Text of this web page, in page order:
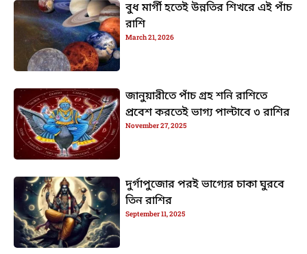
বুধ মার্গী হতেই উন্নতির শিখরে এই পাঁচ
রাশি
March 21, 2026
জানুয়ারীতে পাঁচ গ্রহ শনি রাশিতে
প্রবেশ করতেই ভাগ্য পাল্টাবে ৩ রাশির
November 27, 2025
দুর্গাপুজোর পরই ভাগ্যের চাকা ঘুরবে
তিন রাশির
September 11, 2025